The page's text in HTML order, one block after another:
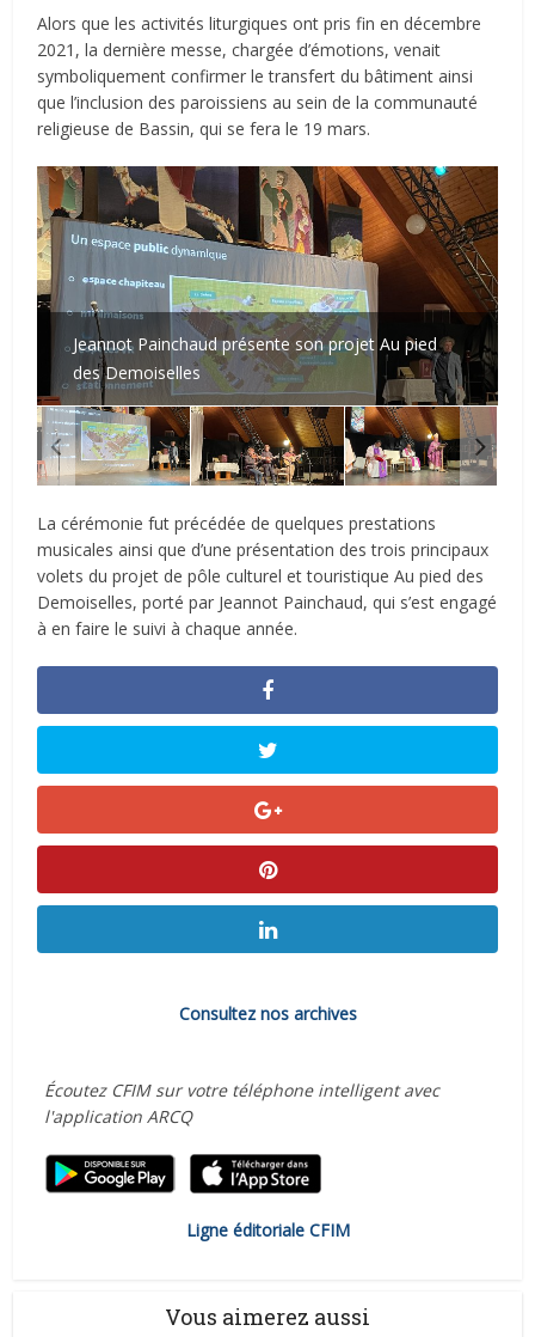
Alors que les activités liturgiques ont pris fin en décembre
2021, la dernière messe, chargée d’émotions, venait
symboliquement confirmer le transfert du bâtiment ainsi
que l’inclusion des paroissiens au sein de la communauté
religieuse de Bassin, qui se fera le 19 mars.
Jeannot Painchaud présente son projet Au pied
des Demoiselles
La cérémonie fut précédée de quelques prestations
musicales ainsi que d’une présentation des trois principaux
volets du projet de pôle culturel et touristique Au pied des
Demoiselles, porté par Jeannot Painchaud, qui s’est engagé
à en faire le suivi à chaque année.
Consultez nos archives
Écoutez CFIM sur votre téléphone intelligent avec
l'application ARCQ
Ligne éditoriale CFIM
Vous aimerez aussi